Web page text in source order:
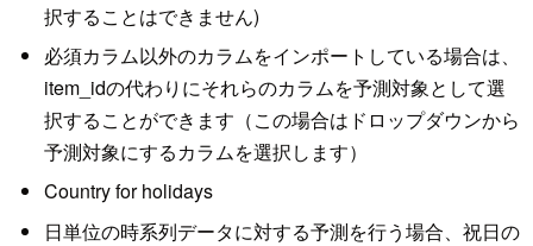
択することはできません)
必須カラム以外のカラムをインポートしている場合は、
item_idの代わりにそれらのカラムを予測対象として選
択することができます（この場合はドロップダウンから
予測対象にするカラムを選択します）
Country for holidays
日単位の時系列データに対する予測を行う場合、祝日の